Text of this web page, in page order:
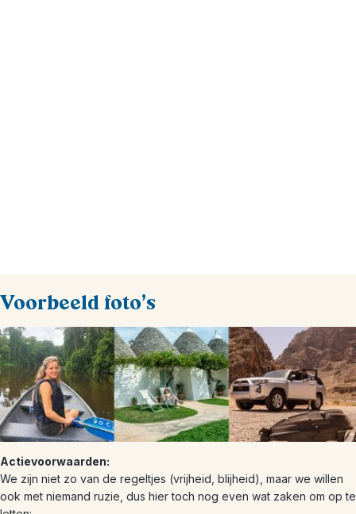
Voorbeeld foto's
Actievoorwaarden:
We zijn niet zo van de regeltjes (vrijheid, blijheid), maar we willen
ook met niemand ruzie, dus hier toch nog even wat zaken om op te